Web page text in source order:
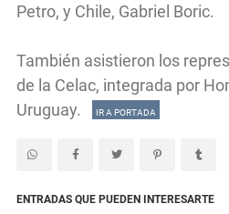
Petro, y Chile, Gabriel Boric.
También asistieron los
de la Celac, integrada por
Uruguay.
IR A PORTADA
ENTRADAS QUE PUEDEN INTERESARTE